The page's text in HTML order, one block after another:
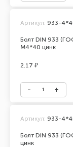
Болт DIN 933
М4*40 цинк
Артикул: 933-
2.17 ₽
Болт DIN 933
цинк
Артикул: 933-